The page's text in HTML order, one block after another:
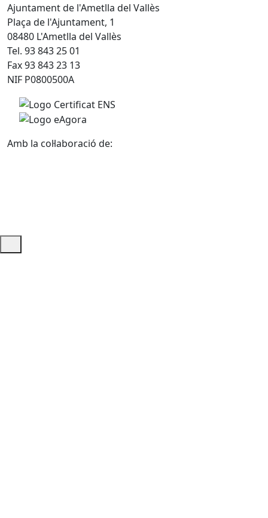
Ajuntament de l'Ametlla del Vallès
Plaça de l'Ajuntament, 1
08480 L'Ametlla del Vallès
Tel. 93 843 25 01
Fax 93 843 23 13
NIF P0800500A
Amb la col·laboració de:
Ajuda i accés ràpid